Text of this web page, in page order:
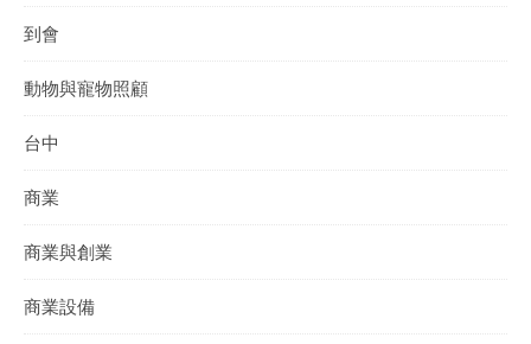
到會
動物與寵物照顧
台中
商業
商業與創業
商業設備